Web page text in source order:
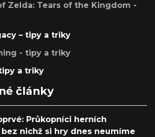
Zelda: Tears of the Kingdom -
– tipy a triky
- tipy a triky
a triky
články
Průkopníci herních
nichž si hry dnes neumíme